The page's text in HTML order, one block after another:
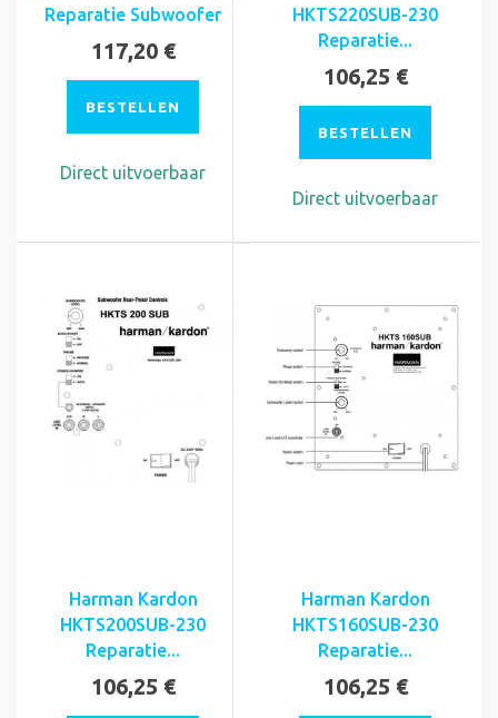
Reparatie Subwoofer
117,20 €
BESTELLEN
Direct uitvoerbaar
HKTS220SUB-230
Reparatie...
106,25 €
BESTELLEN
Direct uitvoerbaar
Harman Kardon
HKTS200SUB-230
Reparatie...
106,25 €
Harman Kardon
HKTS160SUB-230
Reparatie...
106,25 €